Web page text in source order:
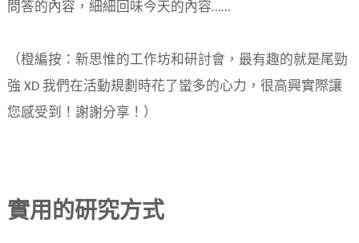
問答的內容，細細回味今天的內容……
（橙編按：新思惟的工作坊和研討會，最有趣的就是尾勁
強 XD 我們在活動規劃時花了蠻多的心力，很高興實際讓
您感受到！謝謝分享！）
實用的研究方式